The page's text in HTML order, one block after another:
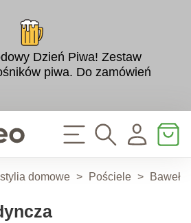
Dzień Piwa! Zestaw
piwa. Do zamówień
domowe > Pościele >